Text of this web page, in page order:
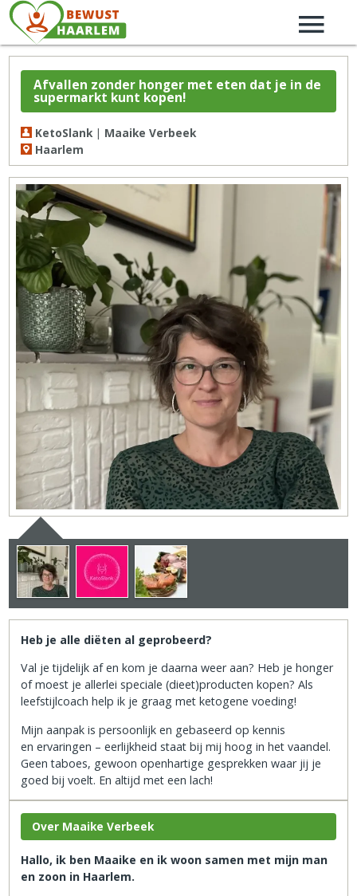
Afvallen zonder honger met eten dat je in de
supermarkt kunt kopen!
KetoSlank | Maaike Verbeek
Haarlem
Heb je alle diëten al geprobeerd?
Val je tijdelijk af en kom je daarna weer aan? Heb je honger
of moest je allerlei speciale (dieet)producten kopen? Als
leefstijlcoach help ik je graag met ketogene voeding!
Mijn aanpak is persoonlijk en gebaseerd op kennis
en ervaringen – eerlijkheid staat bij mij hoog in het vaandel.
Geen taboes, gewoon openhartige gesprekken waar jij je
goed bij voelt. En altijd met een lach!
Over Maaike Verbeek
Hallo, ik ben Maaike en ik woon samen met mijn man
en zoon in Haarlem.